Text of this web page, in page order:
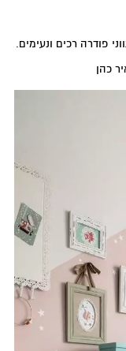
פודרה רכים ונעימים.
כהן